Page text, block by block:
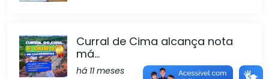
Curral de Cima alcança nota
má...
há 11 meses